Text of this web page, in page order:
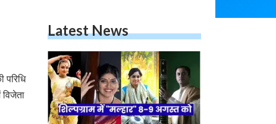
परिधि
Latest News